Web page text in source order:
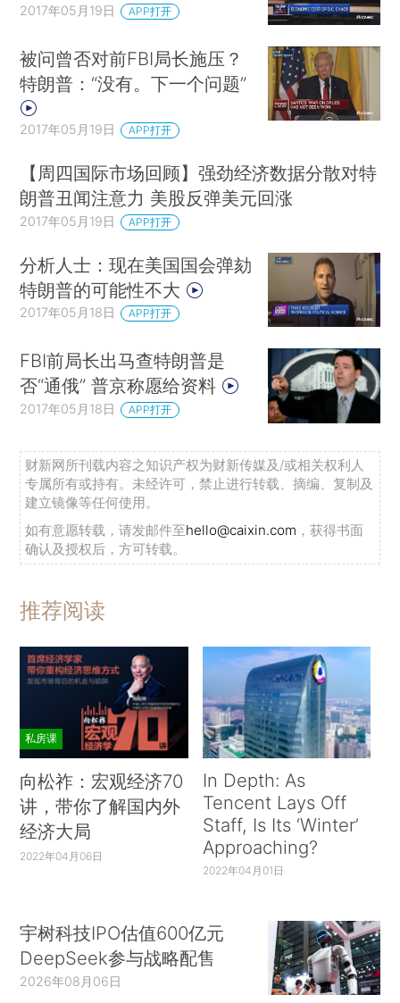
2017年05月19日 APP打开
被问曾否对前FBI局长施压？
特朗普：“没有。下一个问题”
2017年05月19日 APP打开
【周四国际市场回顾】强劲经济数据分散对特
朗普丑闻注意力 美股反弹美元回涨
2017年05月19日 APP打开
分析人士：现在美国国会弹劾
特朗普的可能性不大
2017年05月18日 APP打开
FBI前局长出马查特朗普是
否“通俄” 普京称愿给资料
2017年05月18日 APP打开
财新网所刊载内容之知识产权为财新传媒及/或相关权利人
专属所有或持有。未经许可，禁止进行转载、摘编、复制及
建立镜像等任何使用。
如有意愿转载，请发邮件至hello@caixin.com ，获得书面
确认及授权后，方可转载。
推荐阅读
私房课
向松祚：宏观经济70
讲，带你了解国内外
经济大局
2022年04月06日
In Depth: As
Tencent Lays Off
Staff, Is Its ‘Winter’
Approaching?
2022年04月01日
宇树科技IPO估值600亿元
DeepSeek参与战略配售
2026年08月06日